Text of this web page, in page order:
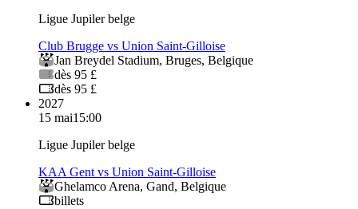
Ligue Jupiler belge
Club Brugge vs Union Saint-Gilloise
Jan Breydel Stadium, Bruges, Belgique
dès 95 £
dès 95 £
2027
15 mai15:00
Ligue Jupiler belge
KAA Gent vs Union Saint-Gilloise
Ghelamco Arena, Gand, Belgique
billets